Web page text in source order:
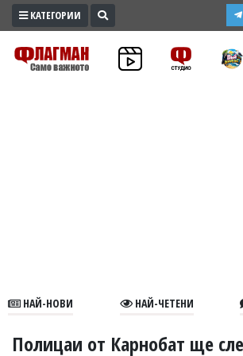
ПРОМО
ЗОНА
В
КАТЕГОРИИ
НАЙ-НОВИ НАЙ-ЧЕТЕНИ
Полицаи от Карнобат ще